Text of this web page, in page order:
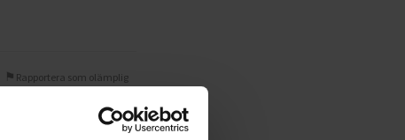
Rapportera som olämplig